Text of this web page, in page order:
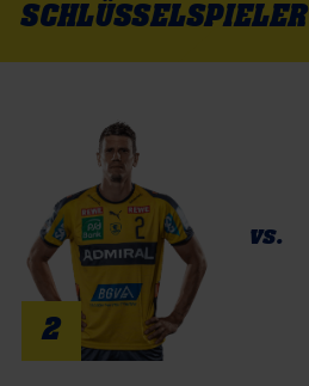
SCHLÜSSELSPIELER
2
vs.